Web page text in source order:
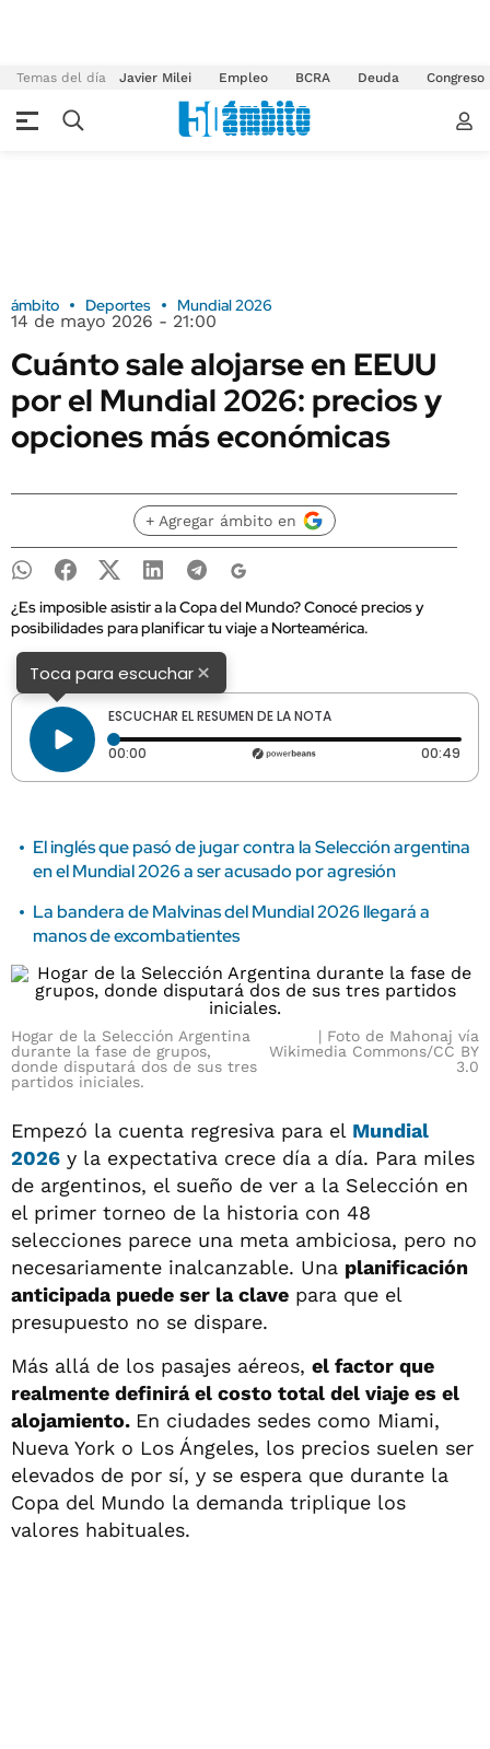
Temas del día Javier Milei Empleo BCRA Deuda Congreso
ámbito Deportes Mundial 2026
14 de mayo 2026 - 21:00
Cuánto sale alojarse en EEUU
por el Mundial 2026: precios y
opciones más económicas
+ Agregar ámbito en
¿Es imposible asistir a la Copa del Mundo? Conocé precios y
posibilidades para planificar tu viaje a Norteamérica.
Toca para escuchar×
ESCUCHAR EL RESUMEN DE LA NOTA
00:00 Tiempo transcurrido: 0 segundos 00:49
El inglés que pasó de jugar contra la Selección argentina
en el Mundial 2026 a ser acusado por agresión
La bandera de Malvinas del Mundial 2026 llegará a
manos de excombatientes
Hogar de la Selección Argentina
durante la fase de grupos,
donde disputará dos de sus tres
partidos iniciales.
Foto de Mahonaj vía
Wikimedia Commons/CC BY
3.0
Empezó la cuenta regresiva para el Mundial
2026 y la expectativa crece día a día. Para miles
de argentinos, el sueño de ver a la Selección en
el primer torneo de la historia con 48
selecciones parece una meta ambiciosa, pero no
necesariamente inalcanzable. Una planificación
anticipada puede ser la clave para que el
presupuesto no se dispare.
Más allá de los pasajes aéreos, el factor que
realmente definirá el costo total del viaje es el
alojamiento. En ciudades sedes como Miami,
Nueva York o Los Ángeles, los precios suelen ser
elevados de por sí, y se espera que durante la
Copa del Mundo la demanda triplique los
valores habituales.